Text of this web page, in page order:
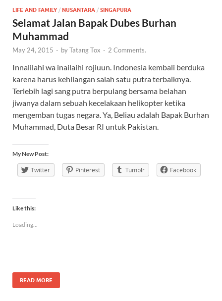
LIFE AND FAMILY / NUSANTARA / SINGAPURA
Selamat Jalan Bapak Dubes Burhan
Muhammad
May 24, 2015 - byTatang Tox - 2 Comments.
Innalilahi wa inailaihi rojiuun. Indonesia kembali berduka
karena harus kehilangan salah satu putra terbaiknya.
Terlebih lagi sang putra berpulang bersama belahan
jiwanya dalam sebuah kecelakaan helikopter ketika
mengemban tugas negara. Ya, Beliau adalah Bapak Burhan
Muhammad, Duta Besar RI untuk Pakistan.
My New Post:
Twitter Pinterest Tumblr Facebook
Like this:
Loading...
READ MORE